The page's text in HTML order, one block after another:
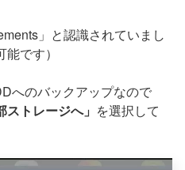
」と認識されていまし
です）
へのバックアップなので
ストレージへ」 を選択して